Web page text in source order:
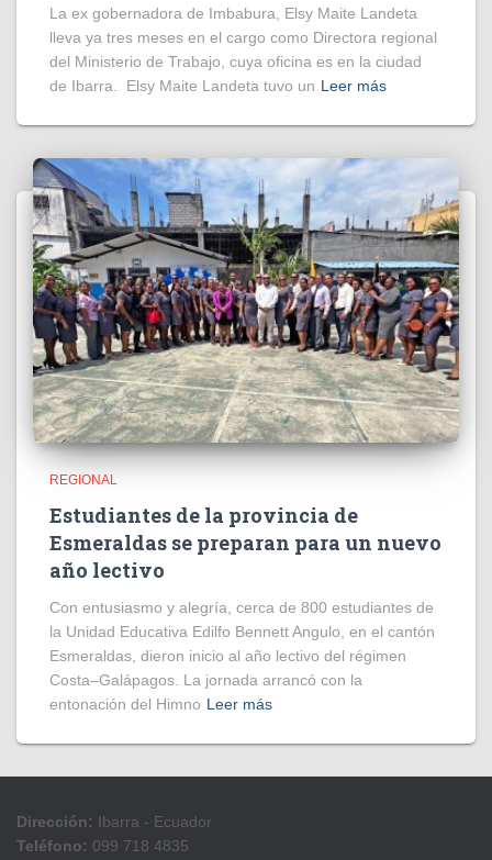
La ex gobernadora de Imbabura, Elsy Maite Landeta
lleva ya tres meses en el cargo como Directora regional
del Ministerio de Trabajo, cuya oficina es en la ciudad
de Ibarra. Elsy Maite Landeta tuvo un Leer más
REGIONAL
Estudiantes de la provincia de
Esmeraldas se preparan para un nuevo
año lectivo
Con entusiasmo y alegría, cerca de 800 estudiantes de
la Unidad Educativa Edilfo Bennett Angulo, en el cantón
Esmeraldas, dieron inicio al año lectivo del régimen
Costa–Galápagos. La jornada arrancó con la
entonación del Himno Leer más
Dirección: Ibarra - Ecuador
Teléfono: 099 718 4835